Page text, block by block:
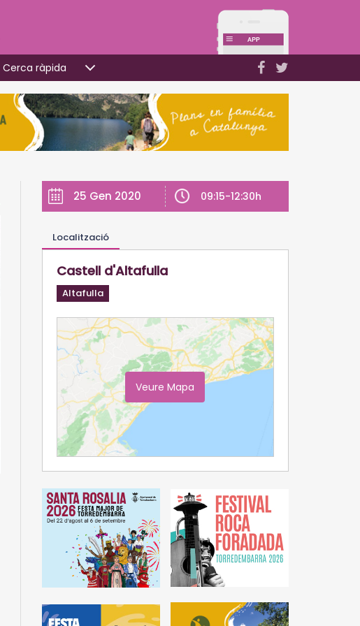
Cerca ràpida
25 Gen 2020 09:15-12:30h
Localització
Castell d'Altafulla
Altafulla
Veure Mapa